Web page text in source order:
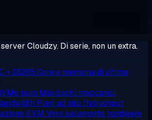
Cloudzy. Di serie, non un extra.
+ DDR5 Core e memoria di ultima
puro Mai dischi meccanici
Piani ad alto throughput
KVM Vero isolamento hardware